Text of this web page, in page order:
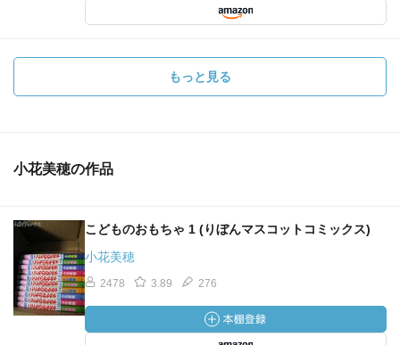
もっと見る
小花美穂の作品
こどものおもちゃ 1 (りぼんマスコットコミックス)
小花美穂
2478 3.89 276